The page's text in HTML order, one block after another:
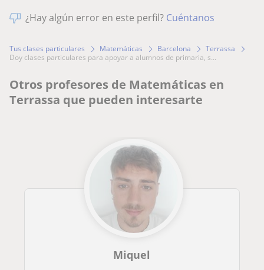
¿Hay algún error en este perfil? Cuéntanos
Tus clases particulares Matemáticas Barcelona
Terrassa
doy clases particulares para apoyar a alumnos de primaria, s...
Otros profesores de Matemáticas en
Terrassa que pueden interesarte
Miquel